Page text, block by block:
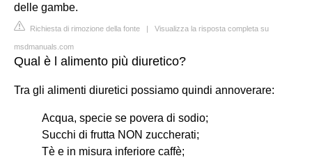
delle gambe.
Richiesta di rimozione della fonte | Visualizza la risposta completa su
msdmanuals.com
Qual è l alimento più diuretico?
Tra gli alimenti diuretici possiamo quindi annoverare:
Acqua, specie se povera di sodio;
Succhi di frutta NON zuccherati;
Tè e in misura inferiore caffè;